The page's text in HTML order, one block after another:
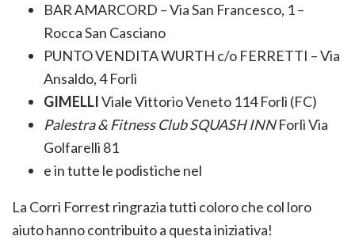
BAR AMARCORD – Via San Francesco, 1 –
Rocca San Casciano
PUNTO VENDITA WURTH c/o FERRETTI – Via
Ansaldo, 4 Forlì
GIMELLIViale Vittorio Veneto 114 Forlì (FC)
Palestra & Fitness Club SQUASH INNForlì Via
Golfarelli 81
e in tutte le podistiche nel
La Corri Forrest ringrazia tutti coloro che col loro
aiuto hanno contribuito a questa iniziativa!